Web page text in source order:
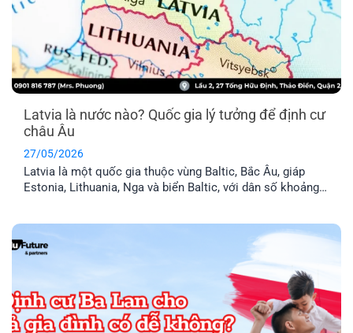
Latvia là nước nào? Quốc gia lý tưởng để định cư
châu Âu
27/05/2026
Latvia là một quốc gia thuộc vùng Baltic, Bắc Âu, giáp
Estonia, Lithuania, Nga và biển Baltic, với dân số khoảng